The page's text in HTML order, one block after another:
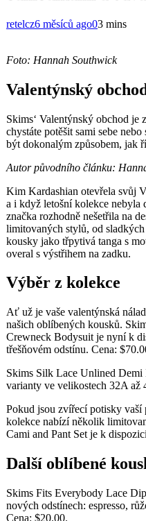
retelcz6 měsíců ago03 mins
Foto: Hannah Southwick
Valentýnský
Skims‘ Valentýnský obchod je
chystáte potěšit sami sebe
být dokonalým způsobem, jak
Autor původního článku:
Kim Kardashian otevřela svůj
a i když letošní kolekce nebyla
značka rozhodně nešetřila na
limitovaných stylů, od
kousky jako třpytivá tanga s
overal s výstřihem na zadku.
Výběr z kolekce
Ať už je vaše valentýnská
našich oblíbených kousků.
Crewneck Bodysuit je nyní k
třešňovém odstínu. Cena:
Skims Silk Lace Unlined
varianty ve velikostech 32A až
Pokud jsou zvířecí potisky vaší
kolekce nabízí několik
Cami and Pant Set je k
Další oblíbené
Skims Fits Everybody Lace
nových odstínech: espresso,
Cena: $20.00.